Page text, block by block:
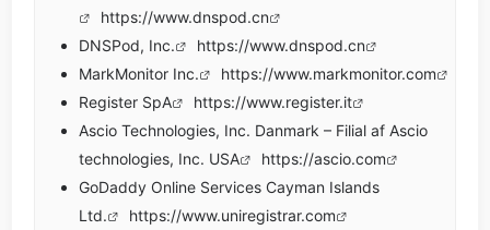
https://www.dnspod.cn
DNSPod, Inc.
https://www.dnspod.cn
MarkMonitor Inc.
https://www.markmonitor.com
Register SpA
https://www.register.it
Ascio Technologies, Inc. Danmark – Filial af Ascio
technologies, Inc. USA
https://ascio.com
GoDaddy Online Services Cayman Islands
Ltd.
https://www.uniregistrar.com